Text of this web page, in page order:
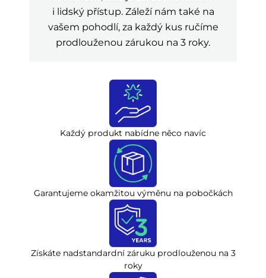
i lidský přístup. Záleží nám také na
vašem pohodlí, za každý kus ručíme
prodlouženou zárukou na 3 roky.
Každý produkt nabídne něco navíc
Garantujeme okamžitou výměnu na pobočkách
Získáte nadstandardní záruku prodlouženou na 3
roky